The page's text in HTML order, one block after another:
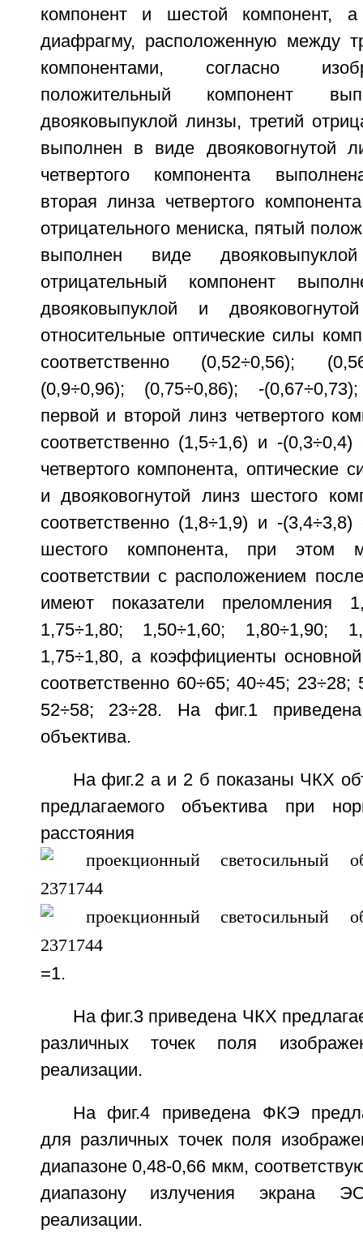
компонент и шестой компонент,
диафрагму, расположенную между
компонентами, согласно
положительный компонент
двояковыпуклой линзы, третий
выполнен в виде двояковогнутой
четвертого компонента
вторая линза четвертого
отрицательного мениска, пятый
выполнен виде
отрицательный компонент
двояковыпуклой и
относительные оптические силы
соответственно (0,52÷0,56);
(0,9÷0,96); (0,75÷0,86); -
первой и второй линз четвертого
соответственно (1,5÷1,6) и -
четвертого компонента, оптические
и двояковогнутой линз шестого
соответственно (1,8÷1,9) и -
шестого компонента, при этом
соответствии с расположением
имеют показатели преломления
1,75÷1,80; 1,50÷1,60; 1,80÷1,90;
1,75÷1,80, а коэффициенты
соответственно 60÷65; 40÷45;
52÷58; 23÷28. На фиг.1
объектива.
На фиг.2 а и 2 б показаны ЧКХ
предлагаемого объектива при
расстояния
=1.
На фиг.3 приведена ЧКХ
различных точек поля
реализации.
На фиг.4 приведена ФКЭ
для различных точек поля
диапазоне 0,48-0,66 мкм,
диапазону излучения экрана
реализации.